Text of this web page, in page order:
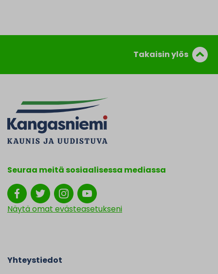
Takaisin ylös
Seuraa meitä sosiaalisessa mediassa
Näytä omat evästeasetukseni
Yhteystiedot